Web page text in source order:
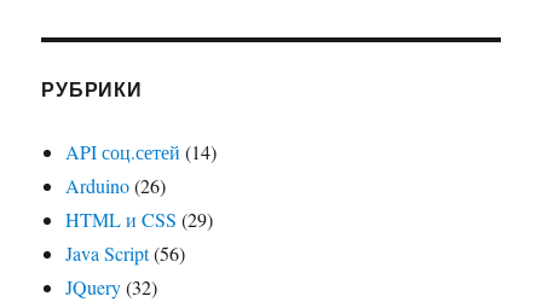
РУБРИКИ
API соц.сетей (14)
Arduino(26)
HTML и CSS (29)
Java Script(56)
JQuery(32)